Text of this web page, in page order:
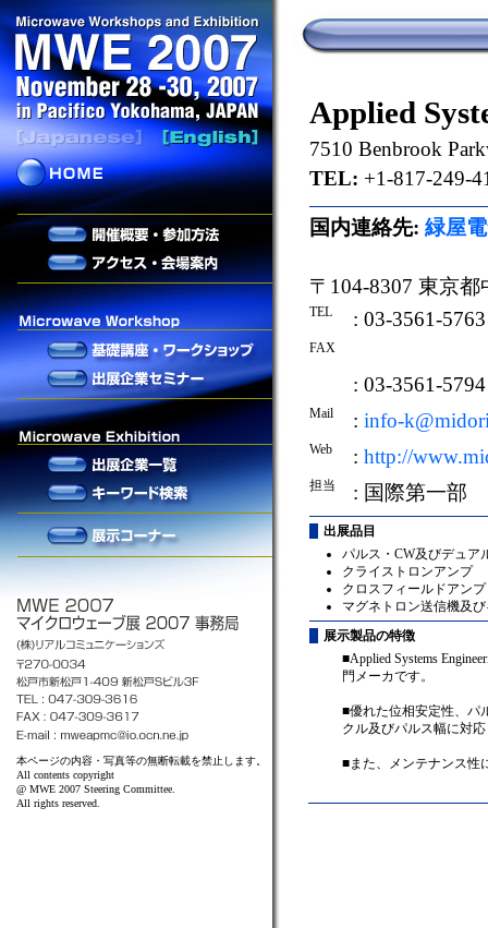
本ページの内容・写真等の無断転載を禁止します。
All contents copyright
@ MWE 2007 Steering Committee.
All rights reserved.
Applied
7510 Benbrook
TEL: +1-817-249-
国内連絡先: 緑屋
〒104-8307 東京
TEL : 03-3561-5763
FAX
: 03-3561-5794
Mail : info-
Web : http://
担当 : 国際第一部
出展品目
パルス・CW及びデュア
クライストロンアンプ
クロスフィールドアンプ
マグネトロン送信機及
展示製品の特徴
■Applied Systems
門メーカです。
■優れた位相安定性、パ
クル及びパルス幅に対
■また、メンテナンス性